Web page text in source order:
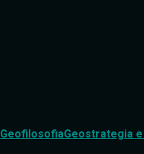
GeofilosofiaGeostrategia